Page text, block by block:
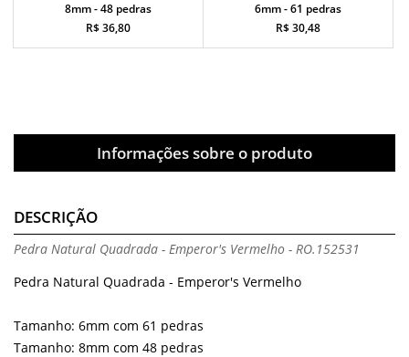
8mm - 48 pedras
R$ 36,80
6mm - 61 pedras
R$ 30,48
Informações sobre o produto
DESCRIÇÃO
Pedra Natural Quadrada - Emperor's Vermelho - RO.152531
Pedra Natural Quadrada - Emperor's Vermelho
Tamanho: 6mm com 61 pedras
Tamanho: 8mm com 48 pedras